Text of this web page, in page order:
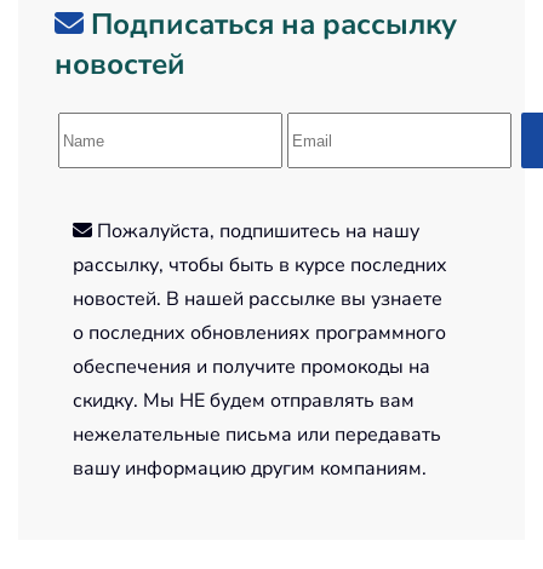
Подписаться на рассылку
новостей
Пожалуйста, подпишитесь на нашу
рассылку, чтобы быть в курсе последних
новостей. В нашей рассылке вы узнаете
о последних обновлениях программного
обеспечения и получите промокоды на
скидку. Мы НЕ будем отправлять вам
нежелательные письма или передавать
вашу информацию другим компаниям.